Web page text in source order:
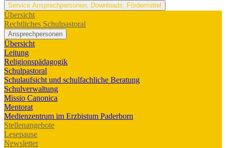
Service Ansprechpersonen, Downloads, Fördermittel
Übersicht
Rechtliches Schulpastoral
Ansprechpersonen
Übersicht
Leitung
Religionspädagogik
Schulpastoral
Schulaufsicht und schulfachliche Beratung
Schulverwaltung
Missio Canonica
Mentorat
Medienzentrum im Erzbistum Paderborn
Stellenangebote
Lesepause
Newsletter